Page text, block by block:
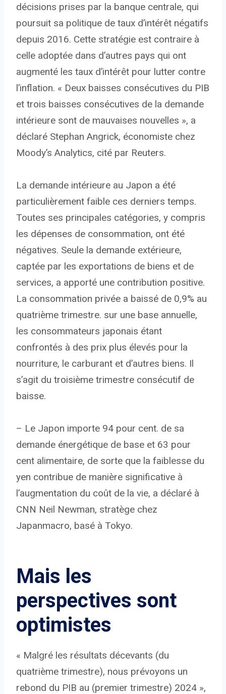
décisions prises par la banque centrale, qui
poursuit sa politique de taux d’intérêt négatifs
depuis 2016. Cette stratégie est contraire à
celle adoptée dans d’autres pays qui ont
augmenté les taux d’intérêt pour lutter contre
l’inflation. « Deux baisses consécutives du PIB
et trois baisses consécutives de la demande
intérieure sont de mauvaises nouvelles », a
déclaré Stephan Angrick, économiste chez
Moody’s Analytics, cité par Reuters.
La demande intérieure au Japon a été
particulièrement faible ces derniers temps.
Toutes ses principales catégories, y compris
les dépenses de consommation, ont été
négatives. Seule la demande extérieure,
captée par les exportations de biens et de
services, a apporté une contribution positive.
La consommation privée a baissé de 0,9% au
quatrième trimestre. sur une base annuelle,
les consommateurs japonais étant
confrontés à des prix plus élevés pour la
nourriture, le carburant et d’autres biens. Il
s’agit du troisième trimestre consécutif de
baisse.
– Le Japon importe 94 pour cent. de sa
demande énergétique de base et 63 pour
cent alimentaire, de sorte que la faiblesse du
yen contribue de manière significative à
l’augmentation du coût de la vie, a déclaré à
CNN Neil Newman, stratège chez
Japanmacro, basé à Tokyo.
Mais les
perspectives sont
optimistes
« Malgré les résultats décevants (du
quatrième trimestre), nous prévoyons un
rebond du PIB au (premier trimestre) 2024 »,